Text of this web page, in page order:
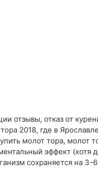
отзывы, отказ от
2018, где в
молот тора, молот
эффект (хотя
сохраняется на 3-